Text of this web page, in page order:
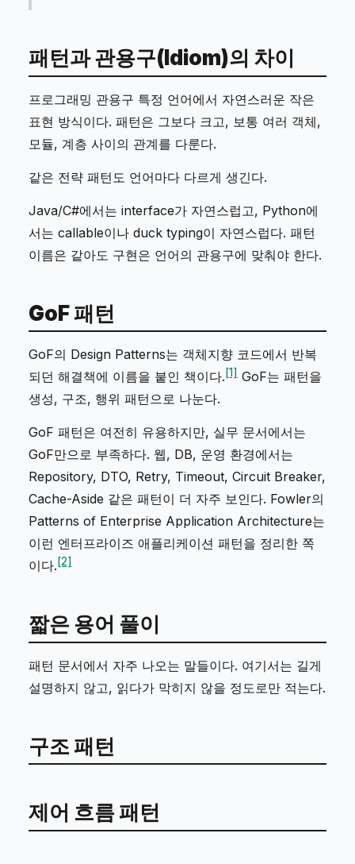
패턴과 관용구(Idiom)의 차이
프로그래밍 관용구 특정 언어에서 자연스러운 작은
표현 방식이다. 패턴은 그보다 크고, 보통 여러 객체,
모듈, 계층 사이의 관계를 다룬다.
같은 전략 패턴도 언어마다 다르게 생긴다.
Java/C#에서는 interface가 자연스럽고, Python에
서는 callable이나 duck typing이 자연스럽다. 패턴
이름은 같아도 구현은 언어의 관용구에 맞춰야 한다.
GoF 패턴
GoF의 Design Patterns는 객체지향 코드에서 반복
되던 해결책에 이름을 붙인 책이다.[1] GoF는 패턴을
생성, 구조, 행위 패턴으로 나눈다.
GoF 패턴은 여전히 유용하지만, 실무 문서에서는
GoF만으로 부족하다. 웹, DB, 운영 환경에서는
Repository, DTO, Retry, Timeout, Circuit Breaker,
Cache-Aside 같은 패턴이 더 자주 보인다. Fowler의
Patterns of Enterprise Application Architecture는
이런 엔터프라이즈 애플리케이션 패턴을 정리한 쪽
이다.[2]
짧은 용어 풀이
패턴 문서에서 자주 나오는 말들이다. 여기서는 길게
설명하지 않고, 읽다가 막히지 않을 정도로만 적는다.
구조 패턴
제어 흐름 패턴